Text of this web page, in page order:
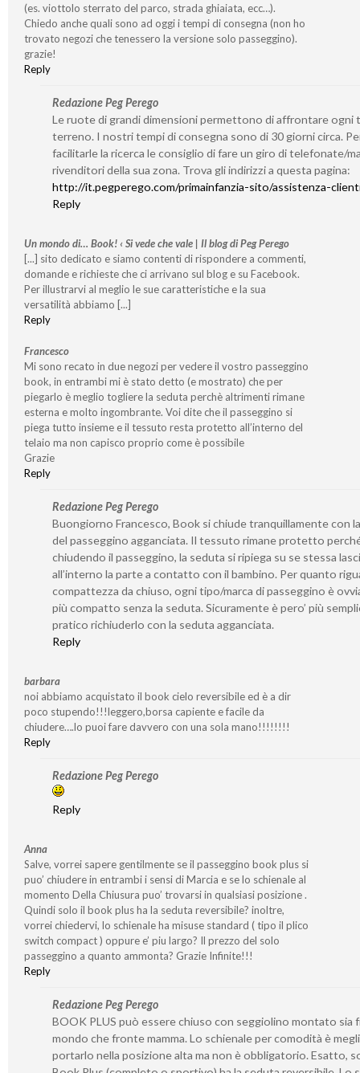
(es. viottolo sterrato del parco, strada ghiaiata, ecc…).
Chiedo anche quali sono ad oggi i tempi di consegna (non ho
trovato negozi che tenessero la versione solo passeggino).
grazie!
Reply
Redazione Peg Perego
Le ruote di grandi dimensioni permettono di affrontare ogni
terreno. I nostri tempi di consegna sono di 30 giorni circa.
facilitarle la ricerca le consiglio di fare un giro di telefonate/
rivenditori della sua zona. Trova gli indirizzi a questa pagina:
http://it.pegperego.com/primainfanzia-sito/assistenza-
Reply
Un mondo di… Book! ‹ Si vede che vale | Il blog di Peg Perego
[...] sito dedicato e siamo contenti di rispondere a commenti,
domande e richieste che ci arrivano sul blog e su Facebook.
Per illustrarvi al meglio le sue caratteristiche e la sua
versatilità abbiamo [...]
Reply
Francesco
Mi sono recato in due negozi per vedere il vostro passeggino
book, in entrambi mi è stato detto (e mostrato) che per
piegarlo è meglio togliere la seduta perchè altrimenti rimane
esterna e molto ingombrante. Voi dite che il passeggino si
piega tutto insieme e il tessuto resta protetto all’interno del
telaio ma non capisco proprio come è possibile
Grazie
Reply
Redazione Peg Perego
Buongiorno Francesco, Book si chiude tranquillamente con
del passeggino agganciata. Il tessuto rimane protetto
chiudendo il passeggino, la seduta si ripiega su se stessa
all’interno la parte a contatto con il bambino. Per quanto
compattezza da chiuso, ogni tipo/marca di passeggino è
più compatto senza la seduta. Sicuramente è pero’ più
pratico richiuderlo con la seduta agganciata.
Reply
barbara
noi abbiamo acquistato il book cielo reversibile ed è a dir
poco stupendo!!!leggero,borsa capiente e facile da
chiudere….lo puoi fare davvero con una sola mano!!!!!!!!
Reply
Redazione Peg Perego
Reply
Anna
Salve, vorrei sapere gentilmente se il passeggino book plus si
puo’ chiudere in entrambi i sensi di Marcia e se lo schienale al
momento Della Chiusura puo’ trovarsi in qualsiasi posizione .
Quindi solo il book plus ha la seduta reversibile? inoltre,
vorrei chiedervi, lo schienale ha misuse standard ( tipo il plico
switch compact ) oppure e’ piu largo? Il prezzo del solo
passeggino a quanto ammonta? Grazie Infinite!!!
Reply
Redazione Peg Perego
BOOK PLUS può essere chiuso con seggiolino montato sia
mondo che fronte mamma. Lo schienale per comodità è
portarlo nella posizione alta ma non è obbligatorio. Esatto,